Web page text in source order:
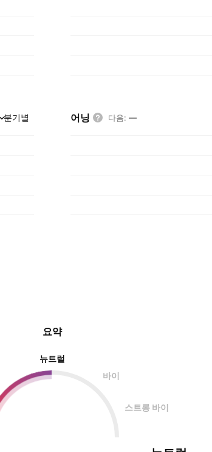
분기별 어닝 다음: —
요약
뉴트럴
바이
스트롱 바이